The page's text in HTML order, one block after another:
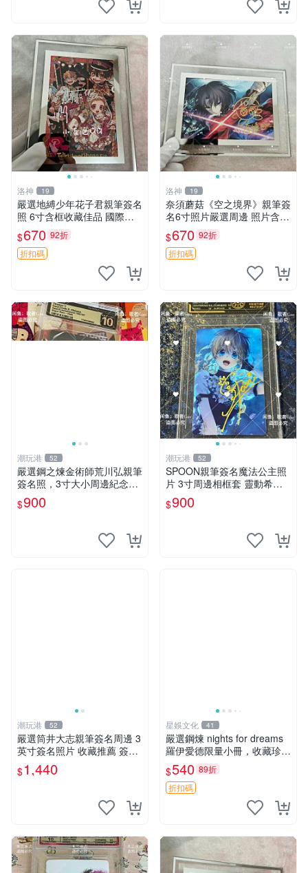
洛神 19
嚴選地縛少年花子君親筆簽名
照 6寸含框收藏佳品 國際知
名漫畫作品限量周邊 地縛少
年花子君 簽名照片 漫畫迷必
備收藏品
$670 92折
折扣碼
洛神 19
奈須蘑菇《空之境界》親筆簽
名6寸照片嚴選周邊 照片含框
保證真品 溫馨收藏 空之境界
奈須蘑菇 簽名照
$670 92折
折扣碼
潮玩港 52
嚴選鋼之煉金術師荒川弘親筆
簽名照，3寸大小周邊紀念收
藏推薦 鋼之煉金術師 荒川弘
經典角色 異常熱銷
$900
潮玩港 52
SPOON親筆簽名魔法公主照
片 3寸周邊相框套 靈動希婭
限量周邊 魔法公主 希婭 現象
框
$900
潮玩港 52
嚴選筒井大志親筆簽名周邊 3
英寸簽名照片 收藏推薦 簽名
周邊 3英寸 簽名 照片
$1,440
星娛文化 41
嚴選鋼煉 nights for dreams
羅伊愛德限量小冊，收藏珍藏
推薦 污漬損傷 辱海軍魂 全像
立體 非常適合收藏
$540 89折
折扣碼